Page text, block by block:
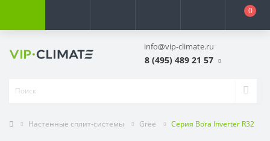
0
info@vip-climate.ru
8 (495) 489 21 57
Настенные сплит-системы Gree Серия Bora Inverter R32